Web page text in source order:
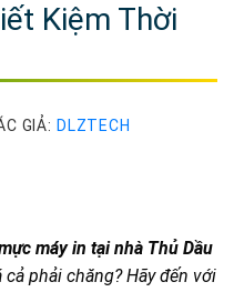
Kiệm Thời
GIẢ: DLZTECH
máy in tại nhà Thủ Dầu
phải chăng? Hãy đến với